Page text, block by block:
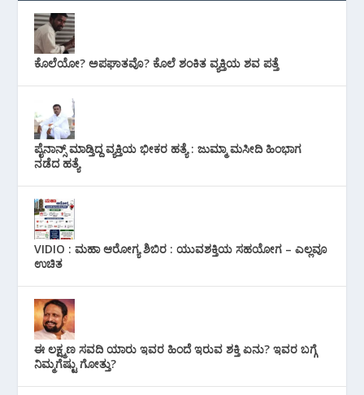
ಕೊಲೆಯೋ? ಅಪಘಾತವೊ? ಕೊಲೆ ಶಂಕಿತ ವ್ಯಕ್ತಿಯ ಶವ ಪತ್ತೆ
ಪೈನಾನ್ಸ್ ಮಾಡ್ತಿದ್ದ ವ್ಯಕ್ತಿಯ ಭೀಕರ‌ ಹತ್ಯೆ : ಜುಮ್ಮಾ ಮಸೀದಿ ಹಿಂಭಾಗ
ನಡೆದ ಹತ್ಯೆ
VIDIO : ಮಹಾ ಆರೋಗ್ಯ ಶಿಬಿರ : ಯುವಶಕ್ತಿಯ ಸಹಯೋಗ – ಎಲ್ಲವೂ
ಉಚಿತ
ಈ ಲಕ್ಷ್ಮಣ ಸವದಿ ಯಾರು ಇವರ ಹಿಂದೆ ಇರುವ ಶಕ್ತಿ ಏನು? ಇವರ ಬಗ್ಗೆ
ನಿಮ್ಮಗೆಷ್ಟು ಗೋತ್ತು?